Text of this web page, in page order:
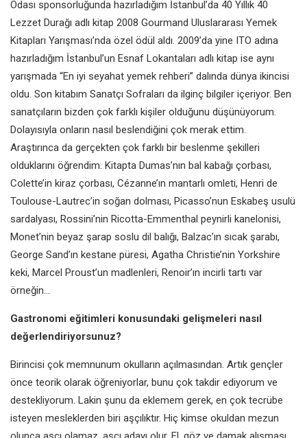
Odası sponsorluğunda hazırladığım İstanbul’da 40 Yıllık 40
Lezzet Durağı adlı kitap 2008 Gourmand Uluslararası Yemek
Kitapları Yarışması’nda özel ödül aldı. 2009’da yine ITO adına
hazırladığım İstanbul’un Esnaf Lokantaları adlı kitap ise aynı
yarışmada “En iyi seyahat yemek rehberi” dalında dünya ikincisi
oldu. Son kitabım Sanatçı Sofraları da ilginç bilgiler içeriyor. Ben
sanatçıların bizden çok farklı kişiler olduğunu düşünüyorum.
Dolayısıyla onların nasıl beslendiğini çok merak ettim.
Araştırınca da gerçekten çok farklı bir beslenme şekilleri
olduklarını öğrendim. Kitapta Dumas’nın bal kabağı çorbası,
Colette’in kiraz çorbası, Cézanne’ın mantarlı omleti, Henri de
Toulouse-Lautrec’in soğan dolması, Picasso’nun Eskabeş usulü
sardalyası, Rossini’nin Ricotta-Emmenthal peynirli kanelonisi,
Monet’nin beyaz şarap soslu dil balığı, Balzac’ın sıcak şarabı,
George Sand’ın kestane püresi, Agatha Christie’nin Yorkshire
keki, Marcel Proust’un madlenleri, Renoir’ın incirli tartı var
örneğin…
Gastronomi eğitimleri konusundaki gelişmeleri nasıl
değerlendiriyorsunuz?
Birincisi çok memnunum okulların açılmasından. Artık gençler
önce teorik olarak öğreniyorlar, bunu çok takdir ediyorum ve
destekliyorum. Lakin şunu da eklemem gerek, en çok tecrübe
isteyen mesleklerden biri aşçılıktır. Hiç kimse okuldan mezun